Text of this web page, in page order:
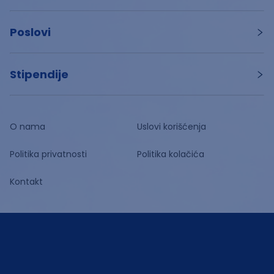
Poslovi
Stipendije
O nama Uslovi korišćenja
Politika privatnosti Politika kolačića
Kontakt